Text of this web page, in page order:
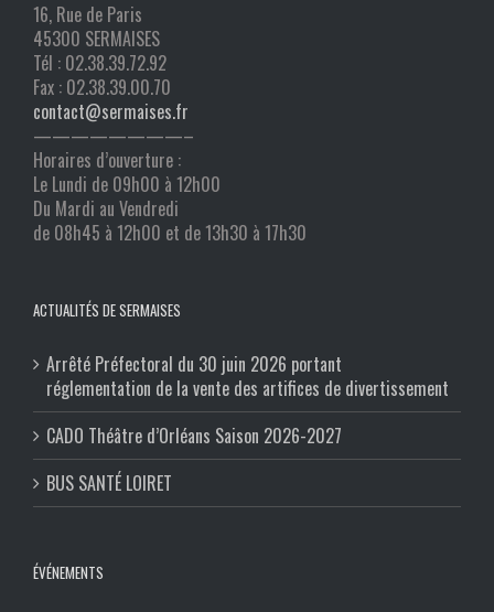
16, Rue de Paris
45300 SERMAISES
Tél : 02.38.39.72.92
Fax : 02.38.39.00.70
contact@sermaises.fr
————————–
Horaires d’ouverture :
Le Lundi de 09h00 à 12h00
Du Mardi au Vendredi
de 08h45 à 12h00 et de 13h30 à 17h30
ACTUALITÉS DE SERMAISES
Arrêté Préfectoral du 30 juin 2026 portant
réglementation de la vente des artifices de divertissement
CADO Théâtre d’Orléans Saison 2026-2027
BUS SANTÉ LOIRET
ÉVÉNEMENTS